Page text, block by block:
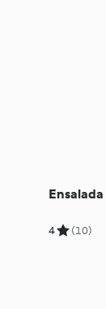
Ensalada
4 (10)